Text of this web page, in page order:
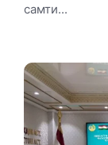
самти...